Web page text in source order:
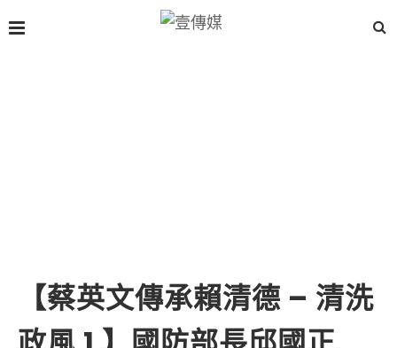
【蔡英文傳承賴清德 – 清洗